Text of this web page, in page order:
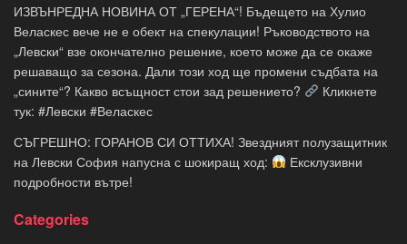
ИЗВЪНРЕДНА НОВИНА ОТ „ГЕРЕНА“! Бъдещето на Хулио
Веласкес вече не е обект на спекулации! Ръководството на
„Левски“ взе окончателно решение, което може да се окаже
решаващо за сезона. Дали този ход ще промени съдбата на
„сините“? Какво всъщност стои зад решението?
Кликнете
тук: #Левски #Веласкес
СЪГРЕШНО: ГОРАНОВ СИ ОТТИХА! Звездният полузащитник
на Левски София напусна с шокиращ ход:
Ексклузивни
подробности вътре!
Categories